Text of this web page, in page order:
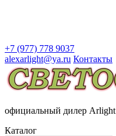
+7 (977) 778 9037
alexarlight@ya.ru Контакты
официальный дилер Arlight
Каталог